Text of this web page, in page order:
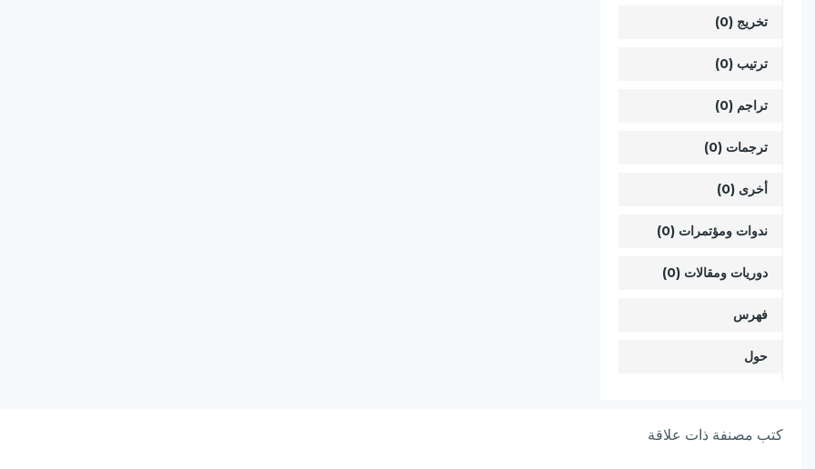
تخريج (0)
ترتيب (0)
تراجم (0)
ترجمات (0)
أخرى (0)
ندوات ومؤتمرات (0)
دوريات ومقالات (0)
فهرس
حول
كتب مصنفة ذات علاقة